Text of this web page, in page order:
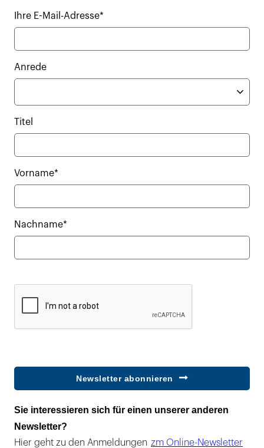
Ihre E-Mail-Adresse*
Anrede
Titel
Vorname*
Nachname*
Newsletter abonnieren
Sie interessieren sich für einen unserer anderen
Newsletter?
Hier geht zu den Anmeldungen zm Online-Newsletter